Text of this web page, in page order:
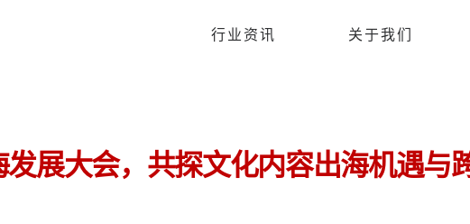
行业资讯 关于我们
展大会，共探文化内容出海机遇与